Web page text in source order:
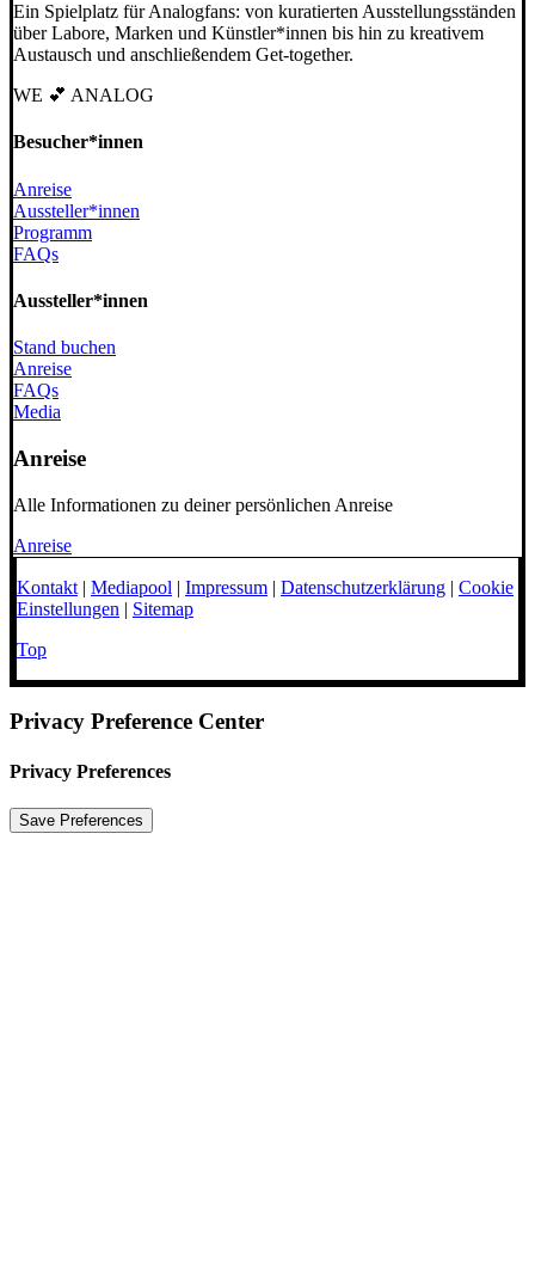
Ein Spielplatz für Analogfans: von kuratierten Ausstellungsständen
über Labore, Marken und Künstler*innen bis hin zu kreativem
Austausch und anschließendem Get-together.
WE 💕 ANALOG
Besucher*innen
Anreise
Aussteller*innen
Programm
FAQs
Aussteller*innen
Stand buchen
Anreise
FAQs
Media
Anreise
Alle Informationen zu deiner persönlichen Anreise
Anreise
Kontakt | Mediapool | Impressum | Datenschutzerklärung | Cookie
Einstellungen | Sitemap
Top
Privacy Preference Center
Privacy Preferences